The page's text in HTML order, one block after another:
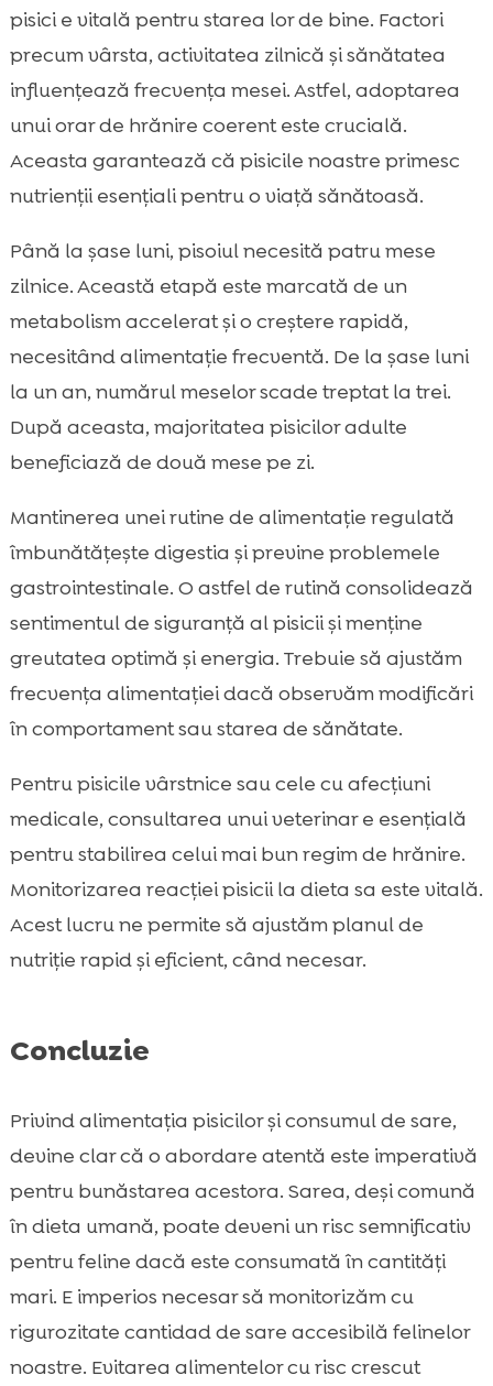
pisici e vitală pentru starea lor de bine. Factori
precum vârsta, activitatea zilnică și sănătatea
influențează frecvența mesei. Astfel, adoptarea
unui orar de hrănire coerent este crucială.
Aceasta garantează că pisicile noastre primesc
nutrienții esențiali pentru o viață sănătoasă.
Până la șase luni, pisoiul necesită patru mese
zilnice. Această etapă este marcată de un
metabolism accelerat și o creștere rapidă,
necesitând alimentație frecventă. De la șase luni
la un an, numărul meselor scade treptat la trei.
După aceasta, majoritatea pisicilor adulte
beneficiază de două mese pe zi.
Mantinerea unei rutine de alimentație regulată
îmbunătățește digestia și previne problemele
gastrointestinale. O astfel de rutină consolidează
sentimentul de siguranță al pisicii și menține
greutatea optimă și energia. Trebuie să ajustăm
frecvența alimentației dacă observăm modificări
în comportament sau starea de sănătate.
Pentru pisicile vârstnice sau cele cu afecțiuni
medicale, consultarea unui veterinar e esențială
pentru stabilirea celui mai bun regim de hrănire.
Monitorizarea reacției pisicii la dieta sa este vitală.
Acest lucru ne permite să ajustăm planul de
nutriție rapid și eficient, când necesar.
Concluzie
Privind alimentația pisicilor și consumul de sare,
devine clar că o abordare atentă este imperativă
pentru bunăstarea acestora. Sarea, deși comună
în dieta umană, poate deveni un risc semnificativ
pentru feline dacă este consumată în cantități
mari. E imperios necesar să monitorizăm cu
rigurozitate cantidad de sare accesibilă felinelor
noastre. Evitarea alimentelor cu risc crescut